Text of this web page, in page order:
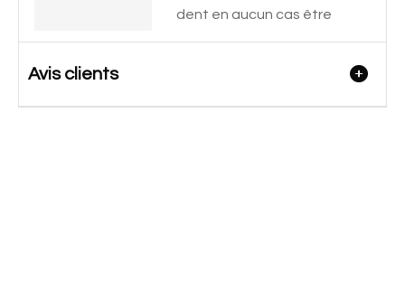
dent en aucun cas être
Avis clients